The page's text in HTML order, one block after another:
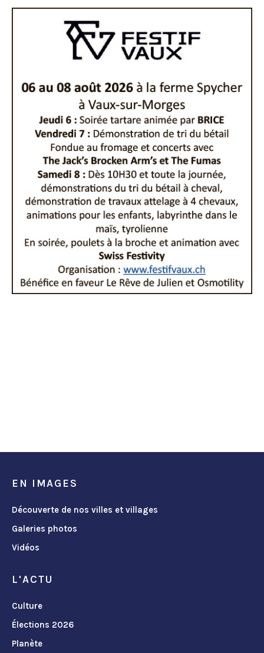
EN IMAGES
Découverte de nos villes et villages
Galeries photos
Vidéos
L'ACTU
Culture
Élections 2026
Planète